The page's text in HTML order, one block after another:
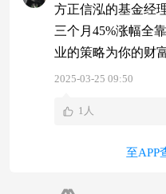
方正信泓的基金经
三个月45%涨幅全
业的策略为你的财
2025-03-25 09:50
1人
至APP